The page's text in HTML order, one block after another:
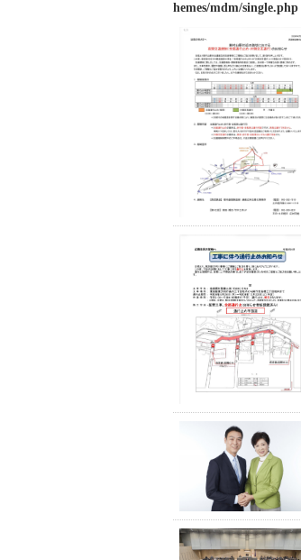
hemes/mdm/single.php